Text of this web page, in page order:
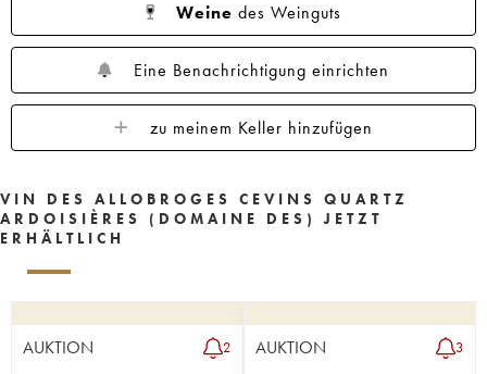
Weine des Weinguts
Eine Benachrichtigung einrichten
zu meinem Keller hinzufügen
VIN DES ALLOBROGES CEVINS QUARTZ
ARDOISIÈRES (DOMAINE DES) JETZT
ERHÄLTLICH
AUKTION 2 AUKTION 3